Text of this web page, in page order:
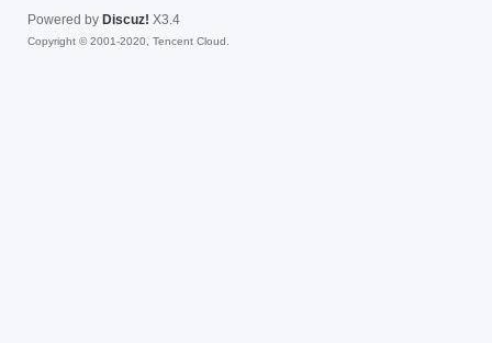
Powered by Discuz! X3.4
Copyright © 2001-2020, Tencent Cloud.